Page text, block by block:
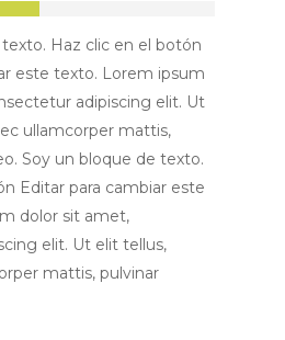
Haz clic en el botón
este texto. Lorem ipsum
adipiscing elit. Ut
ullamcorper mattis,
Soy un bloque de texto.
Editar para cambiar este
dolor sit amet,
elit. Ut elit tellus,
mattis, pulvinar
Proyecto
Espacios
Productos
Premium
Ecoturismo